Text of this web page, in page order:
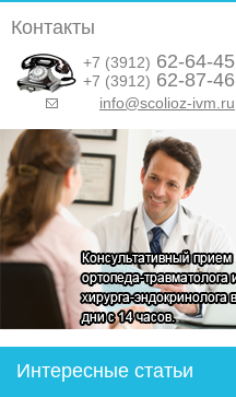
Контакты
+7 (3912) 62-64-45
+7 (3912) 62-87-46
info@scolioz-ivm.ru
Интересные статьи